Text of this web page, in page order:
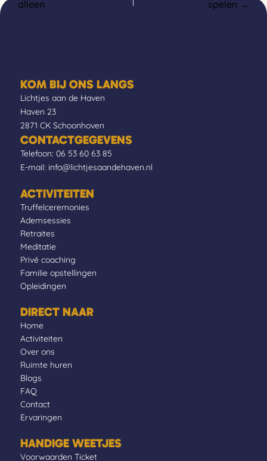
alleen
spelen →
KOM BIJ ONS LANGS
Lichtjes aan de Haven
Haven 23
2871 CK Schoonhoven
CONTACTGEGEVENS
Telefoon: 06 53 60 63 85
E-mail: info@lichtjesaandehaven.nl
ACTIVITEITEN
Truffelceremonies
Ademsessies
Retraites
Meditatie
Privé coaching
Familie opstellingen
Opleidingen
DIRECT NAAR
Home
Activiteiten
Over ons
Ruimte huren
Blogs
FAQ
Contact
Ervaringen
HANDIGE WEETJES
Voorwaarden Ticket